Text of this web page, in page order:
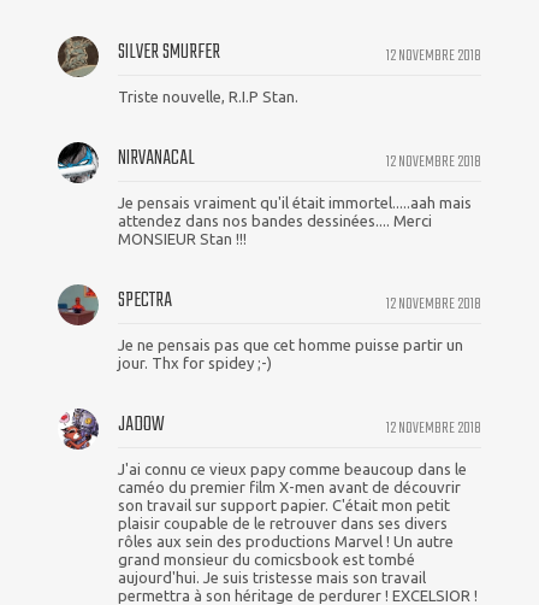
12 NOVEMBRE 2018
SILVER SMURFER
Triste nouvelle, R.I.P Stan.
12 NOVEMBRE 2018
NIRVANACAL
Je pensais vraiment qu'il était immortel.....aah mais
attendez dans nos bandes dessinées.... Merci
MONSIEUR Stan !!!
12 NOVEMBRE 2018
SPECTRA
Je ne pensais pas que cet homme puisse partir un
jour. Thx for spidey ;-)
12 NOVEMBRE 2018
JADOW
J'ai connu ce vieux papy comme beaucoup dans le
caméo du premier film X-men avant de découvrir
son travail sur support papier. C'était mon petit
plaisir coupable de le retrouver dans ses divers
rôles aux sein des productions Marvel ! Un autre
grand monsieur du comicsbook est tombé
aujourd'hui. Je suis tristesse mais son travail
permettra à son héritage de perdurer ! EXCELSIOR !